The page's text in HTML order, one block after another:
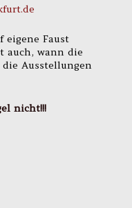
eigene Faust
auch, wann die
Ausstellungen
nicht!!!